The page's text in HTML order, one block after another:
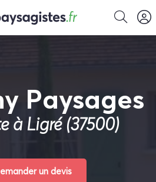
Paysages
à Ligré (37500)
un devis